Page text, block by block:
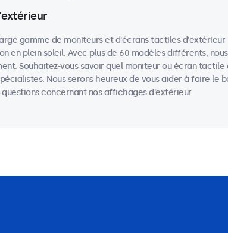
gamme de moniteurs et d'écrans tactiles d'extérieur
en plein soleil. Avec plus de 60 modèles différents,
Souhaitez-vous savoir quel moniteur ou écran tactile
Nous serons heureux de vous aider à faire le
concernant nos affichages d'extérieur.